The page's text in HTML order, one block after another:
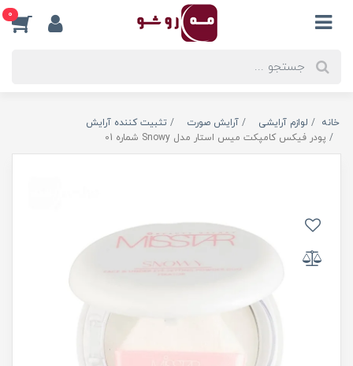
0
خانه لوازم آرایشی آرایش صورت
تثبیت کننده آرایش
پودر فیکس کامپکت میس استار مدل Snowy شماره 01